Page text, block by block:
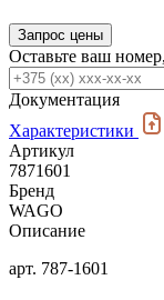
Запрос цены
Оставьте ваш
Документация
Характеристики
Артикул
7871601
Бренд
WAGO
Описание
арт. 787-1601